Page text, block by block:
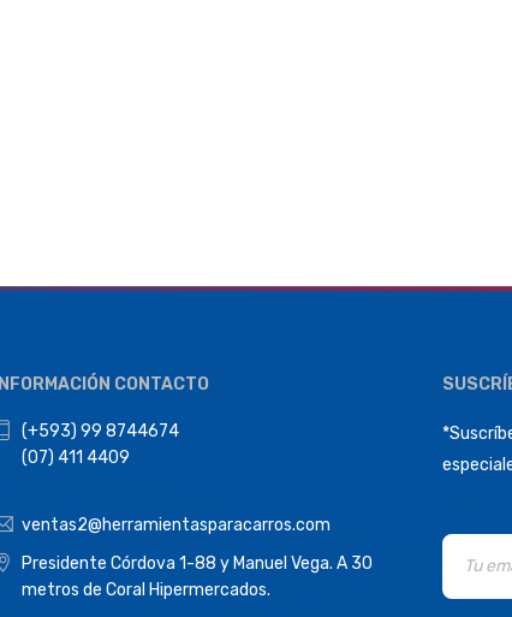
INFORMACIÓN CONTACTO
(+593) 99 8744674
(07) 411 4409
ventas2@herramientasparacarros.com
Presidente Córdova 1-88 y Manuel Vega. A 30
metros de Coral Hipermercados.